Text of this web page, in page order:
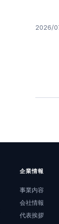
2026/
企業情報
事業内容
会社情報
代表挨拶